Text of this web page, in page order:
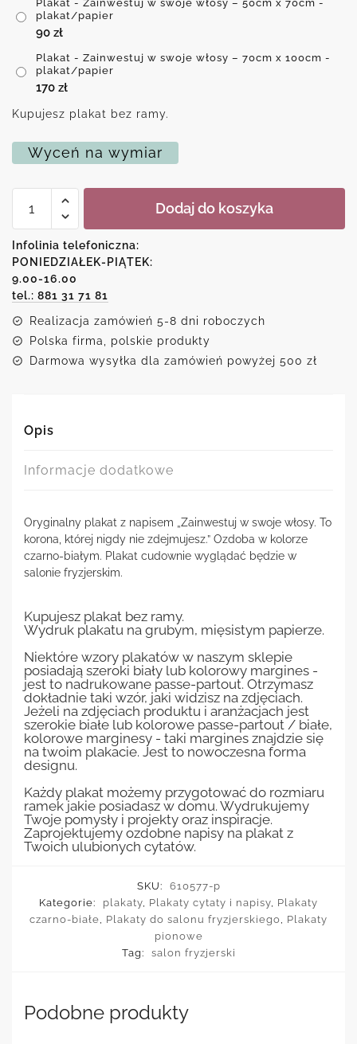
Plakat - Zainwestuj w swoje włosy – 50cm x 70cm -
plakat/papier
90 zł
Plakat - Zainwestuj w swoje włosy – 70cm x 100cm -
plakat/papier
170 zł
Kupujesz plakat bez ramy.
Wyceń na wymiar
ilość
Plakat
w
swoje
włosy
Dodaj do koszyka
Infolinia telefoniczna:
PONIEDZIAŁEK-PIĄTEK:
9.00-16.00
tel.: 881 31 71 81
Realizacja zamówień 5-8 dni roboczych
Polska firma, polskie produkty
Darmowa wysyłka dla zamówień powyżej 500 zł
Opis
Informacje dodatkowe
Oryginalny plakat z napisem „Zainwestuj w swoje włosy. To
korona, której nigdy nie zdejmujesz.” Ozdoba w kolorze
czarno-białym. Plakat cudownie wyglądać będzie w
salonie fryzjerskim.
Kupujesz plakat bez ramy.
Wydruk plakatu na grubym, mięsistym papierze.
Niektóre wzory plakatów w naszym sklepie
posiadają szeroki biały lub kolorowy margines -
jest to nadrukowane passe-partout. Otrzymasz
dokładnie taki wzór, jaki widzisz na zdjęciach.
Jeżeli na zdjęciach produktu i aranżacjach jest
szerokie białe lub kolorowe passe-partout / białe,
kolorowe marginesy - taki margines znajdzie się
na twoim plakacie. Jest to nowoczesna forma
designu.
Każdy plakat możemy przygotować do rozmiaru
ramek jakie posiadasz w domu. Wydrukujemy
Twoje pomysły i projekty oraz inspiracje.
Zaprojektujemy ozdobne napisy na plakat z
Twoich ulubionych cytatów.
SKU:
610577-p
Kategorie:
plakaty Plakaty cytaty i napisy Plakaty
czarno-białe
Plakaty do salonu fryzjerskiego
Plakaty
pionowe
Tag:
salon fryzjerski
Podobne produkty